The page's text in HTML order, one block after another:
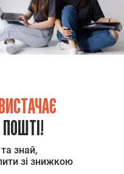
знай,
зі знижкою